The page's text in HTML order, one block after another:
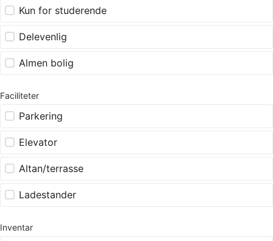
Kun for studerende
Delevenlig
Almen bolig
Faciliteter
Parkering
Elevator
Altan/terrasse
Ladestander
Inventar